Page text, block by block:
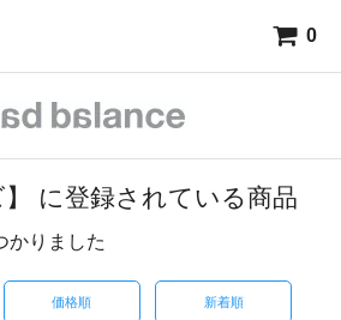
0
】 に登録されている商品
かりました
価格順 新着順